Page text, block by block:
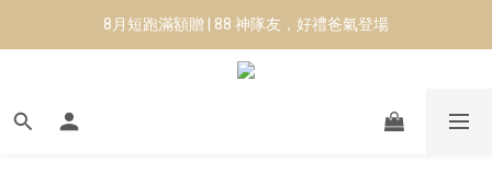
8月短跑滿額贈 | 88 神隊友，好禮爸氣登場
8月短跑滿額贈 | 88 神隊友，好禮爸氣登場
✨CURARING-韓國多功能深層按摩環｜新品預購88折！✨
Manduka-跟著青蛙去旅行｜快閃第二站-台南